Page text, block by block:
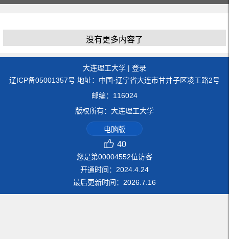
没有更多内容了
大连理工大学 | 登录
辽ICP备05001357号 地址：中国·辽宁省大连市甘井子区凌工路2号
邮编：116024
版权所有：大连理工大学
电脑版
40
您是第00004552位访客
开通时间： 2024.4.24
最后更新时间： 2026.7.16